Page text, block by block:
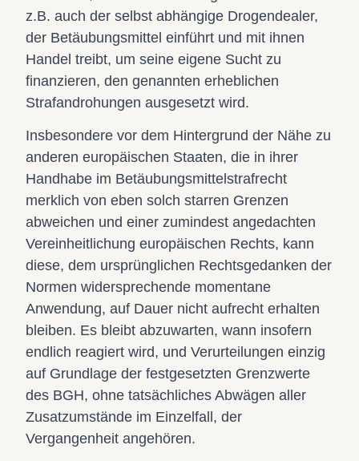
z.B. auch der selbst abhängige Drogendealer,
der Betäubungsmittel einführt und mit ihnen
Handel treibt, um seine eigene Sucht zu
finanzieren, den genannten erheblichen
Strafandrohungen ausgesetzt wird.
Insbesondere vor dem Hintergrund der Nähe zu
anderen europäischen Staaten, die in ihrer
Handhabe im Betäubungsmittelstrafrecht
merklich von eben solch starren Grenzen
abweichen und einer zumindest angedachten
Vereinheitlichung europäischen Rechts, kann
diese, dem ursprünglichen Rechtsgedanken der
Normen widersprechende momentane
Anwendung, auf Dauer nicht aufrecht erhalten
bleiben. Es bleibt abzuwarten, wann insofern
endlich reagiert wird, und Verurteilungen einzig
auf Grundlage der festgesetzten Grenzwerte
des BGH, ohne tatsächliches Abwägen aller
Zusatzumstände im Einzelfall, der
Vergangenheit angehören.